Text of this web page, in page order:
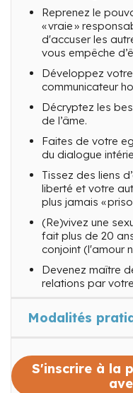
Reprenez le
« vraie »
d'accuser les
vous empêche
Développez
communicateur
Décryptez les
de l’âme.
Faites de votre
du dialogue
Tissez des liens
liberté et votre
plus jamais «
(Re)vivez une
fait plus de 20
conjoint (l'amour
Devenez maître
relations par
Modalités
S'inscrire à la